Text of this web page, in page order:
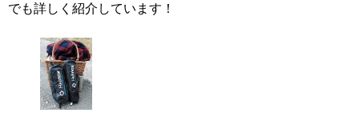
でも詳しく紹介しています！